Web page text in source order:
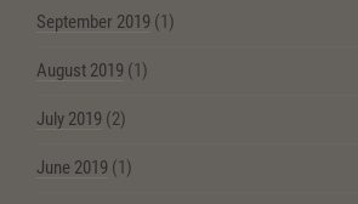
September 2019 (1)
August 2019 (1)
July 2019 (2)
June 2019 (1)